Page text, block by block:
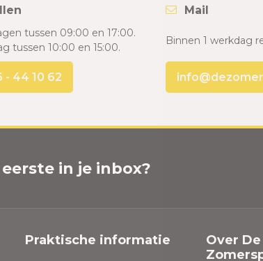
tussen 09:00 en 17:00.
tussen 10:00 en 15:00.
- 44 10 62
Mail
Binnen 1 werkdag
in je inbox?
Praktische informatie
Over De